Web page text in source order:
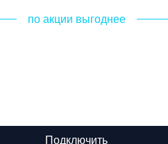
по акции выгоднее
Подключить